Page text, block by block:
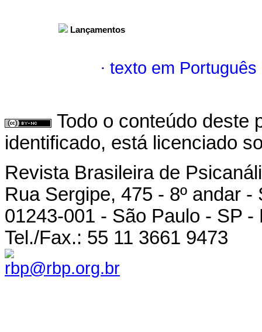
Lançamentos
· texto em Português
Todo o conteúdo deste
identificado, está licenciado
Revista Brasileira de
Rua Sergipe, 475 - 8º andar -
01243-001 - São Paulo - SP -
Tel./Fax.: 55 11 3661 9473
rbp@rbp.org.br